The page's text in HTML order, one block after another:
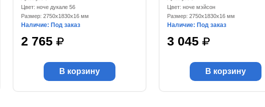
Цвет: ноче дукале 56
Размер: 2750x1830x16 мм
Наличие: Под заказ
2 765
В корзину
Цвет: ноче мэйсон
Размер: 2750x1830x16 мм
Наличие: Под заказ
3 045
В корзину